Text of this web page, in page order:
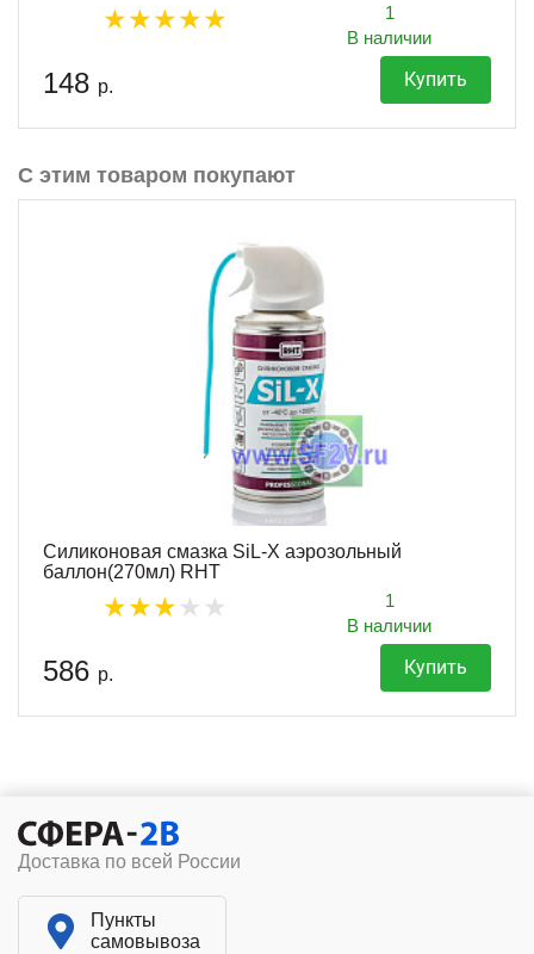
1
В наличии
148 р. Купить
С этим товаром покупают
Силиконовая смазка SiL-X аэрозольный
баллон(270мл) RHT
1
В наличии
586 р. Купить
Доставка по всей России
Пункты
самовывоза